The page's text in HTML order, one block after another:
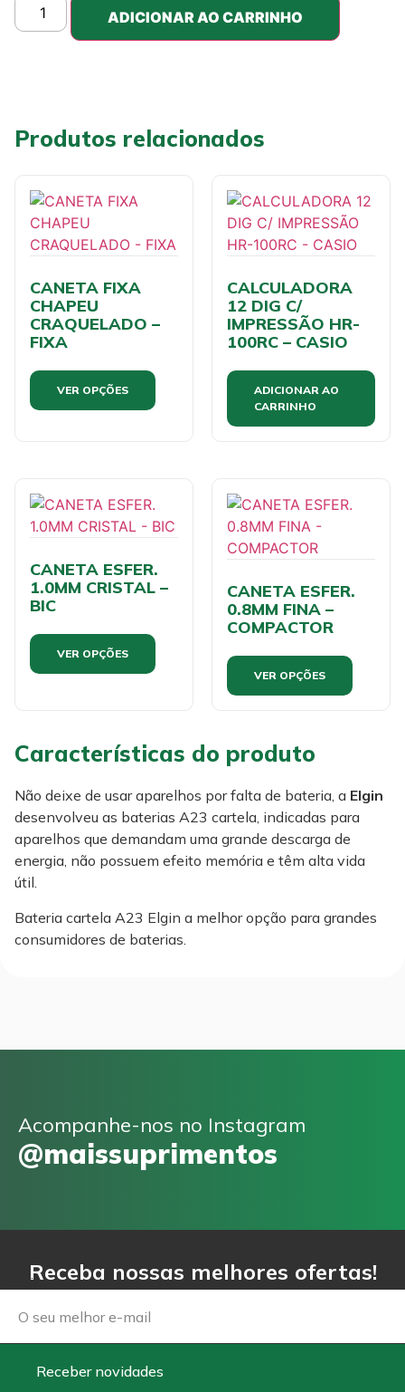
ADICIONAR AO CARRINHO
Produtos relacionados
CANETA FIXA
CHAPEU
CRAQUELADO –
FIXA
VER OPÇÕES
CALCULADORA
12 DIG C/
IMPRESSÃO HR-
100RC – CASIO
ADICIONAR AO
CARRINHO
CANETA ESFER.
1.0MM CRISTAL –
BIC
VER OPÇÕES
CANETA ESFER.
0.8MM FINA –
COMPACTOR
VER OPÇÕES
Características do produto
Não deixe de usar aparelhos por falta de bateria, a Elgin
desenvolveu as baterias A23 cartela, indicadas para
aparelhos que demandam uma grande descarga de
energia, não possuem efeito memória e têm alta vida
útil.
Bateria cartela A23 Elgin a melhor opção para grandes
consumidores de baterias.
Acompanhe-nos no Instagram
@maissuprimentos
Receba nossas melhores ofertas!
Email
Receber novidades